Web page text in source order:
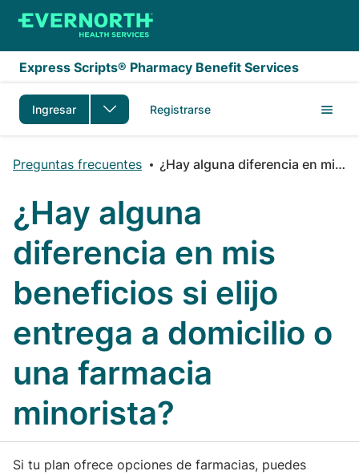
Saltar al contenido principal
Express Scripts® Pharmacy Benefit Services
Ingresar Registrarse
Preguntas frecuentes ¿Hay alguna diferencia en mis beneficios si elijo entrega a domicilio o una farmacia minorista?
¿Hay alguna
diferencia en mis
beneficios si elijo
entrega a domicilio o
una farmacia
minorista?
Si tu plan ofrece opciones de farmacias, puedes